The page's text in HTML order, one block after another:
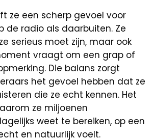
ze een scherp gevoel voor
de radio als daarbuiten. Ze
serieus moet zijn, maar ook
vraagt om een grap of
Die balans zorgt
het gevoel hebben dat ze
die ze echt kennen. Het
ze miljoenen
weet te bereiken, op een
en natuurlijk voelt.